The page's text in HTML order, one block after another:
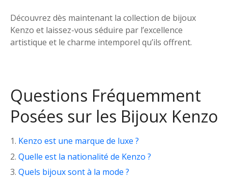
Découvrez dès maintenant la collection de bijoux
Kenzo et laissez-vous séduire par l’excellence
artistique et le charme intemporel qu’ils offrent.
Questions Fréquemment
Posées sur les Bijoux Kenzo
Kenzo est une marque de luxe ?
Quelle est la nationalité de Kenzo ?
Quels bijoux sont à la mode ?